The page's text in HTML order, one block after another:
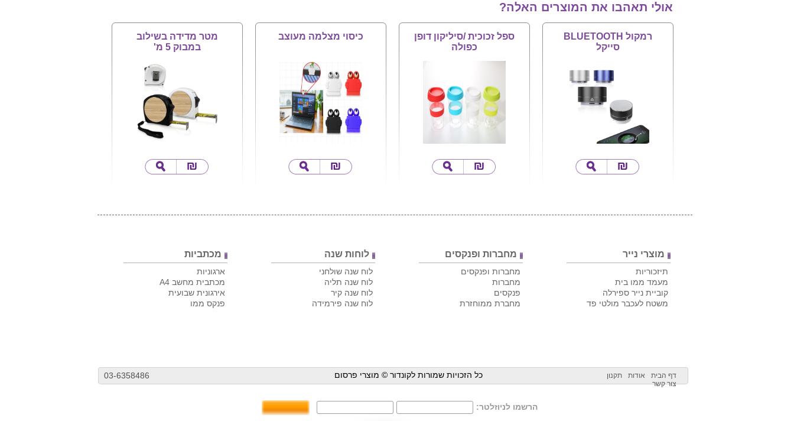
אולי תאהבו את המוצרים האלה?
רמקול BLUETOOTH
סייקל
ספל זכוכית /סיליקון דופן
כפולה
כיסוי מצלמה מעוצב
מטר מדידה בשילוב
במבוק 5 מ'
מוצרי נייר
תיזכוריות
מעמד ממו בית
קוביית נייר ספירלה
משטח לעכבר מולטי פד
מחברות ופנקסים
מחברות ופנקסים
מחברות
פנקסים
מחברת ממוחזרת
לוחות שנה
לוח שנה שולחני
לוח שנה תליה
לוח שנה קיר
לוח שנה פירמידה
מכתביות
ארגוניות
מכתבית מחשב A4
אירגונית שבועית
פנקס ממו
דף הבית אודות
תקנון
צור קשר
03-6358486 כל הזכויות שמורות לקונדור © מוצרי פרסום
הרשמו לניוזלטר: